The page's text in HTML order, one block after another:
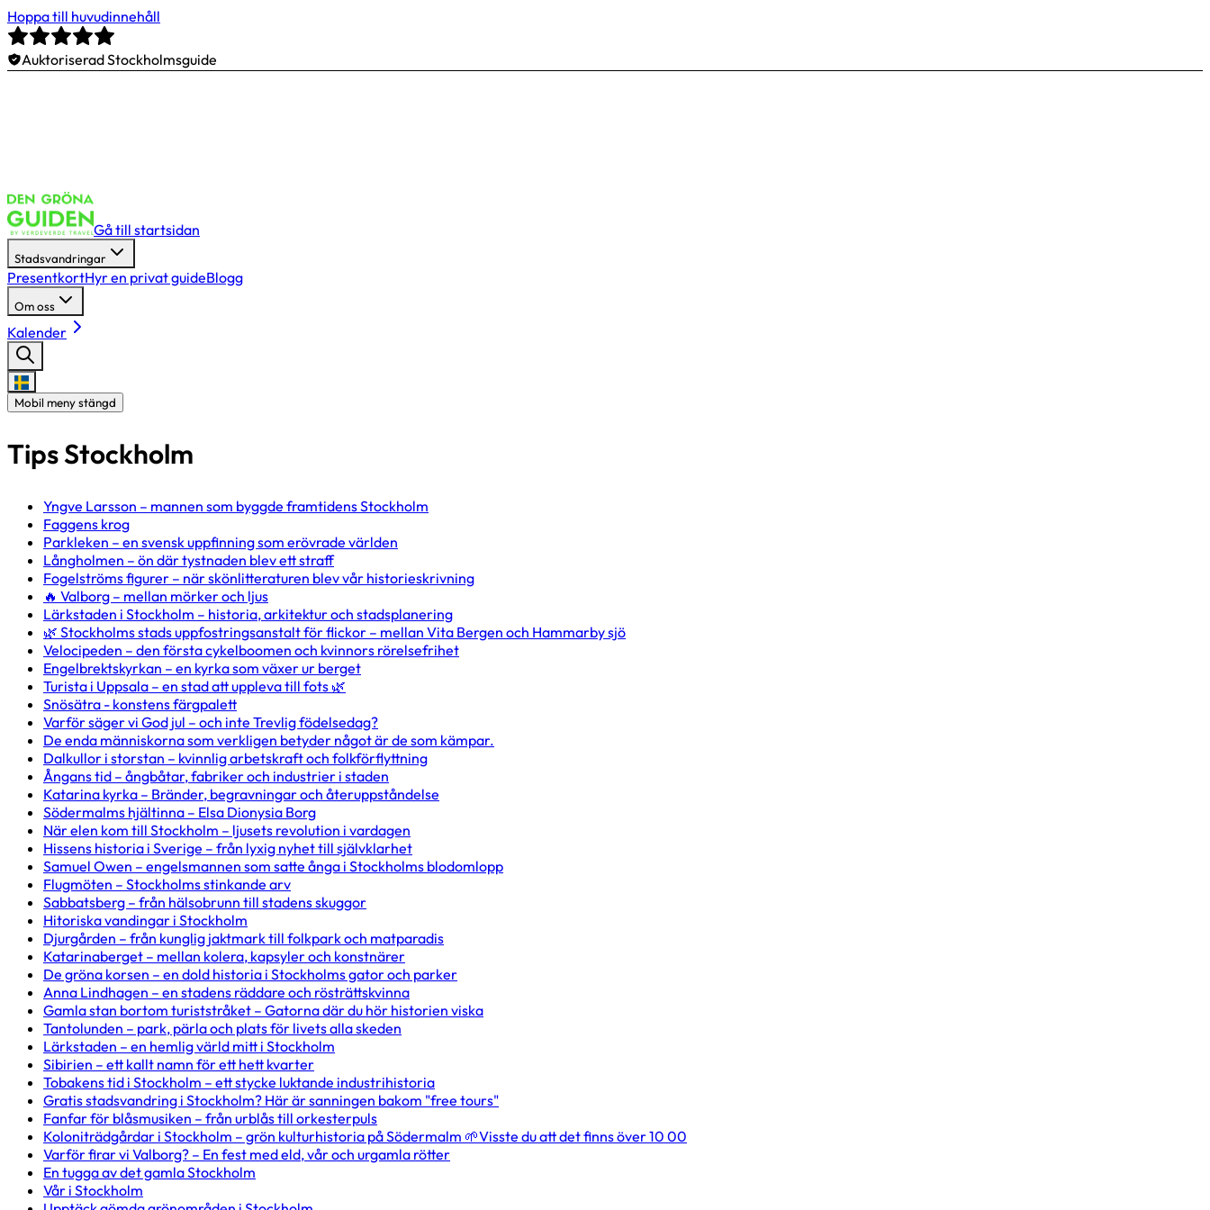
Hoppa till huvudinnehåll
Auktoriserad Stockholmsguide
Gå till startsidan
Stadsvandringar
PresentkortHyr en privat guideBlogg
Om oss
Kalender
Mobil meny stängd
Tips Stockholm
Yngve Larsson – mannen som byggde framtidens Stockholm
Faggens krog
Parkleken – en svensk uppfinning som erövrade världen
Långholmen – ön där tystnaden blev ett straff
Fogelströms figurer – när skönlitteraturen blev vår historieskrivning
🔥 Valborg – mellan mörker och ljus
Lärkstaden i Stockholm – historia, arkitektur och stadsplanering
🌿 Stockholms stads uppfostringsanstalt för flickor – mellan Vita Bergen och Hammarby sjö
Velocipeden – den första cykelboomen och kvinnors rörelsefrihet
Engelbrektskyrkan – en kyrka som växer ur berget
Turista i Uppsala – en stad att uppleva till fots 🌿
Snösätra - konstens färgpalett
Varför säger vi God jul – och inte Trevlig födelsedag?
De enda människorna som verkligen betyder något är de som kämpar.
Dalkullor i storstan – kvinnlig arbetskraft och folkförflyttning
Ångans tid – ångbåtar, fabriker och industrier i staden
Katarina kyrka – Bränder, begravningar och återuppståndelse
Södermalms hjältinna – Elsa Dionysia Borg
När elen kom till Stockholm – ljusets revolution i vardagen
Hissens historia i Sverige – från lyxig nyhet till självklarhet
Samuel Owen – engelsmannen som satte ånga i Stockholms blodomlopp
Flugmöten – Stockholms stinkande arv
Sabbatsberg – från hälsobrunn till stadens skuggor
Hitoriska vandingar i Stockholm
Djurgården – från kunglig jaktmark till folkpark och matparadis
Katarinaberget – mellan kolera, kapsyler och konstnärer
De gröna korsen – en dold historia i Stockholms gator och parker
Anna Lindhagen – en stadens räddare och rösträttskvinna
Gamla stan bortom turiststråket – Gatorna där du hör historien viska
Tantolunden – park, pärla och plats för livets alla skeden
Lärkstaden – en hemlig värld mitt i Stockholm
Sibirien – ett kallt namn för ett hett kvarter
Tobakens tid i Stockholm – ett stycke luktande industrihistoria
Gratis stadsvandring i Stockholm? Här är sanningen bakom "free tours"
Fanfar för blåsmusiken – från urblås till orkesterpuls
Koloniträdgårdar i Stockholm – grön kulturhistoria på Södermalm 🌱Visste du att det finns över 10 00
Varför firar vi Valborg? – En fest med eld, vår och urgamla rötter
En tugga av det gamla Stockholm
Vår i Stockholm